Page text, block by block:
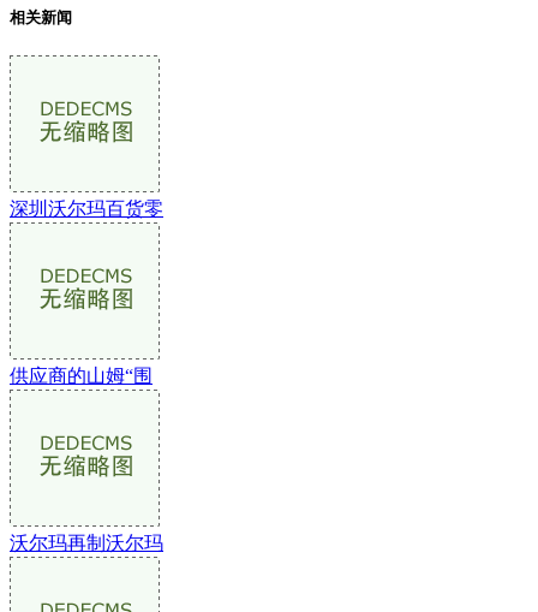
相关新闻
深圳沃尔玛百货零
供应商的山姆“围
沃尔玛再制沃尔玛